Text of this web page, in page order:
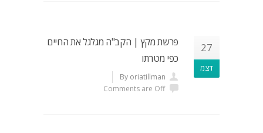
27
דצמ
פרשת מקץ | הקב"ה מגלגל את החיים
כפי מטרתו
By oriatillman
Comments are Off